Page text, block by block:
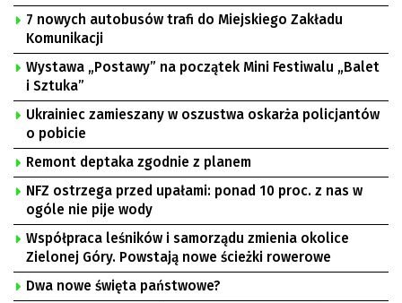
7 nowych autobusów trafi do Miejskiego Zakładu
Komunikacji
Wystawa „Postawy” na początek Mini Festiwalu „Balet
i Sztuka”
Ukrainiec zamieszany w oszustwa oskarża policjantów
o pobicie
Remont deptaka zgodnie z planem
NFZ ostrzega przed upałami: ponad 10 proc. z nas w
ogóle nie pije wody
Współpraca leśników i samorządu zmienia okolice
Zielonej Góry. Powstają nowe ścieżki rowerowe
Dwa nowe święta państwowe?